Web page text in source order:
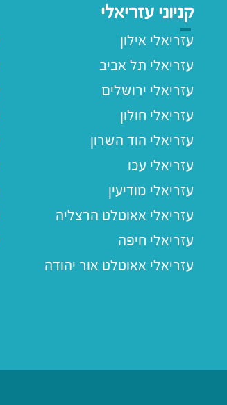
קניוני עזריאלי
עזריאלי אילון
עזריאלי תל אביב
עזריאלי ירושלים
עזריאלי חולון
עזריאלי הוד השרון
עזריאלי עכו
עזריאלי מודיעין
עזריאלי אאוטלט הרצליה
עזריאלי חיפה
עזריאלי אאוטלט אור יהודה